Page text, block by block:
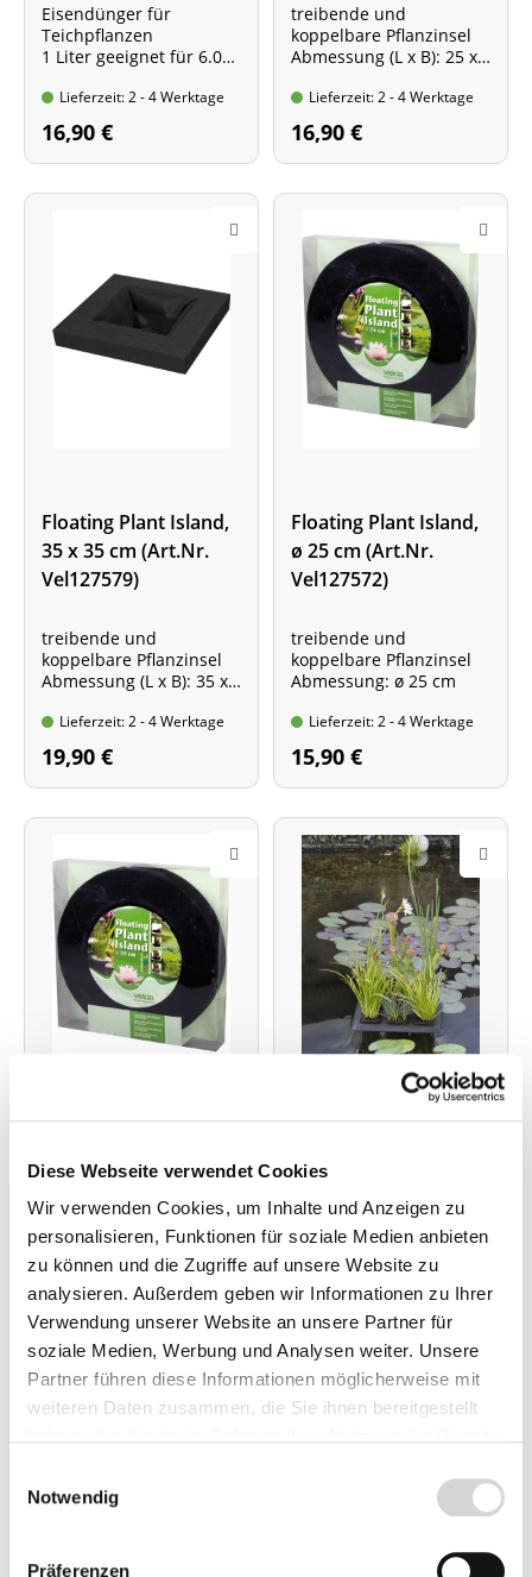
Diese Webseite verwendet Cookies
Wir verwenden Cookies, um Inhalte und Anzeigen zu
personalisieren, Funktionen für soziale Medien anbieten
zu können und die Zugriffe auf unsere Website zu
analysieren. Außerdem geben wir Informationen zu Ihrer
Verwendung unserer Website an unsere Partner für
soziale Medien, Werbung und Analysen weiter. Unsere
Partner führen diese Informationen möglicherweise mit
weiteren Daten zusammen, die Sie ihnen bereitgestellt
Notwendig
Präferenzen
Eisendünger für
Teichpflanzen
1 Liter geeignet für 6.000
Lieferzeit: 2 - 4 Werktage
16,90 €
treibende und
koppelbare Pflanzinsel
Abmessung (L x B): 25 x
Lieferzeit: 2 - 4 Werktage
16,90 €
Floating Plant Island,
35 x 35 cm (Art.Nr.
Vel127579)
treibende und
koppelbare Pflanzinsel
Abmessung (L x B): 35 x
Lieferzeit: 2 - 4 Werktage
19,90 €
Floating Plant Island,
ø 25 cm (Art.Nr.
Vel127572)
treibende und
koppelbare Pflanzinsel
Abmessung: ø 25 cm
Lieferzeit: 2 - 4 Werktage
15,90 €
ø 35 cm (Art.Nr.
Vel127573)
treibende und
koppelbare Pflanzinsel
Abmessung: ø 35 cm
Lieferzeit: 2 - 4 Werktage
19,90 €
von Velda (Art.Nr.
Vel127603)
treibende Pflanzinsel
für 6 P9 (0,5 l)
Pflanztöpfe
Lieferzeit: 2 - 4 Werktage
11,95 €